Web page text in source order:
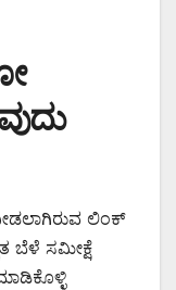
ಲಿಂಕ್
ಬೆಳೆ ಸಮೀಕ್ಷೆ